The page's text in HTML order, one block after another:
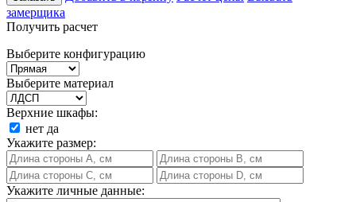
замерщика
Получить расчет
Выберите конфигурацию
Выберите материал
Верхние шкафы:
нет да
Укажите размер:
Укажите личные данные: